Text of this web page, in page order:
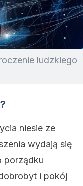
ludzkiego
niesie ze
wydają się
porządku
i pokój